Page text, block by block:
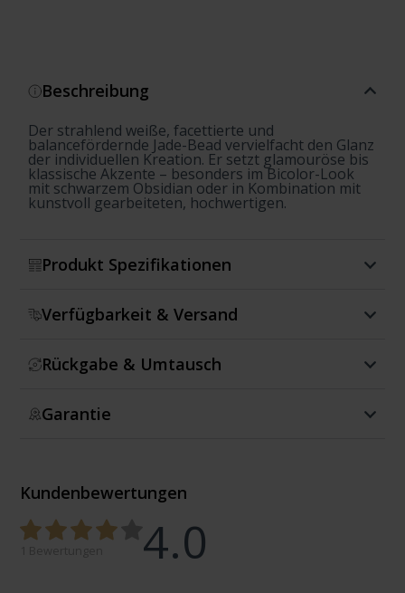
Beschreibung
Der strahlend weiße, facettierte und
balancefördernde Jade-Bead vervielfacht den Glanz
der individuellen Kreation. Er setzt glamouröse bis
klassische Akzente – besonders im Bicolor-Look
mit schwarzem Obsidian oder in Kombination mit
kunstvoll gearbeiteten, hochwertigen.
Produkt Spezifikationen
Verfügbarkeit & Versand
Rückgabe & Umtausch
Garantie
Kundenbewertungen
4.0